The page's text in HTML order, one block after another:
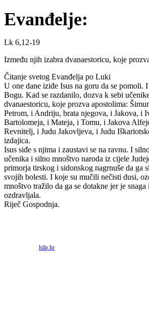
Evanđelje:
Lk 6,12-19
Između njih izabra dvanaestoricu, koje
Čitanje svetog Evanđelja po Luki
U one dane iziđe Isus na goru da se pomoli.
Bogu. Kad se razdanilo, dozva k sebi
dvanaestoricu, koje prozva apostolima:
Petrom, i Andriju, brata njegova, i Jakova, i
Bartolomeja, i Mateja, i Tomu, i Jakova
Revnitelj, i Judu Jakovljeva, i Judu
izdajica.
Isus siđe s njima i zaustavi se na ravnu. I
učenika i silno mnoštvo naroda iz cijele
primorja tirskog i sidonskog nagrnuše da ga
svojih bolesti. I koje su mučili nečisti dusi,
mnoštvo tražilo da ga se dotakne jer je
ozdravljala.
Riječ Gospodnja.
Izvor:hilp.hr